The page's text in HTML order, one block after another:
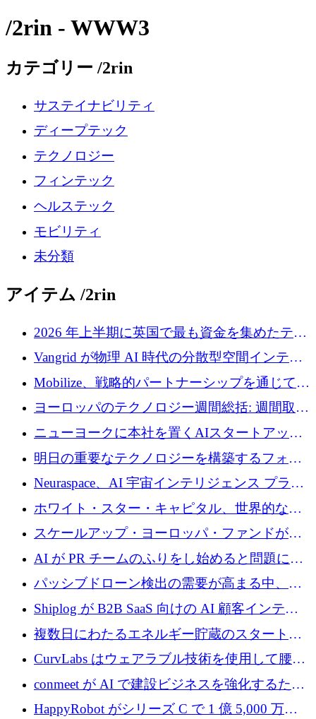
/2rin - WWW3
カテゴリー /2rin
サステイナビリティ
ディープテック
テクノロジー
フィンテック
ヘルステック
モビリティ
未分類
アイテム /2rin
2026 年上半期に英国で最も資金を集めたテク
ノロジー企業
Vangrid が物理 AI 時代の分散型空間インテリ
ジェンス ネットワークを構築するために 900
万ドルのシードを調達
Mobilize、戦略的パートナーシップを通じて通
信ソフトウェア会社を拡大するための投資部
ヨーロッパのテクノロジー週間総括: 週間取引
額 8 億 7,800 万ユーロと 2026 年上半期の主要
ニューヨークに本社を置くAIスタートアップ
Modal Labsがロンドンオフィスを開設
明日の重要なテクノロジーを構築するフォト
ニクスのスケールアップに対応する
Neuraspace、AI 宇宙インテリジェンス プラッ
トフォームの拡大に 1,560 万ユーロを投資
ホワイト・スター・キャピタル、世界的なス
タートアップをシリーズAからBまで支援する
ために2億5,000万ドルのファンドIVを閉鎖
スケールアップ・ヨーロッパ・ファンドが初
の投資を行い、Iceeyeの10億ユーロのラウンド
を共同主導
AI が PR チームのふりをし始めると問題にな
ります
パッシブドローン検出の需要が高まる中、
Monava が資金調達ラウンドを終了
Shiplog が B2B SaaS 向けの AI 顧客インテリ
ジェンスを構築するために 100 万ドルを調達
複数日にわたるエネルギー貯蔵のスタートア
ップ、Ore Energy が新たな投資ラウンドで
4,300 万ドルを獲得
CurvLabs はウェアラブル技術を使用して腰痛
治療をどのように再考しているか
conmeet が AI で建設ビジネスを強化するため
に 600 万ユーロを調達
HappyRobot がシリーズ C で 1 億 5,000 万ド